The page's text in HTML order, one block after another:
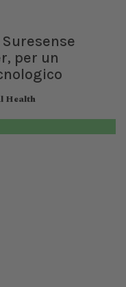
per un
Health